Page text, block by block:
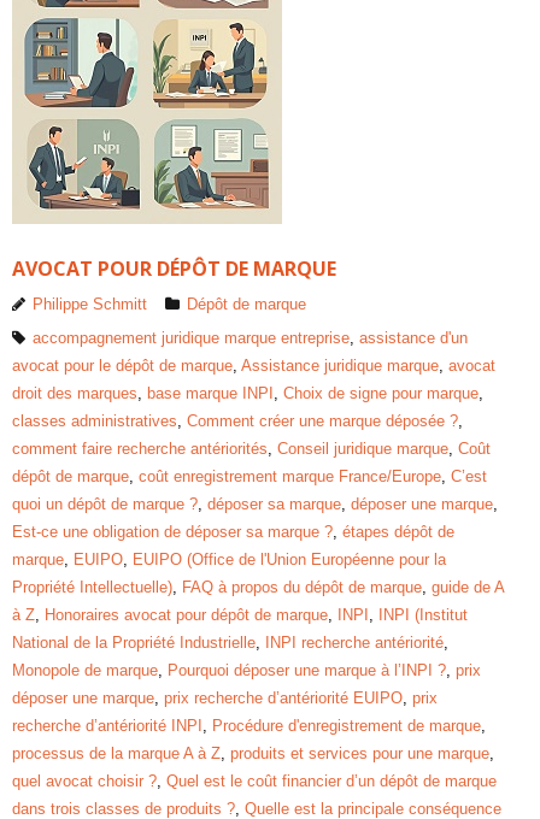
Actualité
AVOCAT POUR DÉPÔT DE MARQUE
Philippe Schmitt
Dépôt de marque
accompagnement juridique marque entreprise, assistance d'un
avocat pour le dépôt de marque, Assistance juridique marque, avocat
droit des marques, base marque INPI , Choix de signe pour marque,
classes administratives, Comment créer une marque déposée ?,
comment faire recherche antériorités, Conseil juridique marque, Coût
dépôt de marque, coût enregistrement marque France/Europe, C’est
quoi un dépôt de marque ?, déposer sa marque, déposer une marque,
Est-ce une obligation de déposer sa marque ?, étapes dépôt de
marque, EUIPO, EUIPO (Office de l'Union Européenne pour la
Propriété Intellectuelle), FAQ à propos du dépôt de marque, guide de A
à Z, Honoraires avocat pour dépôt de marque, INPI ,
INPI (Institut
National de la Propriété Industrielle, INPI recherche antériorité,
Monopole de marque, Pourquoi déposer une marque à l’INPI ?, prix
déposer une marque, prix recherche d’antériorité EUIPO, prix
recherche d’antériorité INPI , Procédure d'enregistrement de marque,
processus de la marque A à Z, produits et services pour une marque,
quel avocat choisir ?, Quel est le coût financier d’un dépôt de marque
dans trois classes de produits ?, Quelle est la principale conséquence